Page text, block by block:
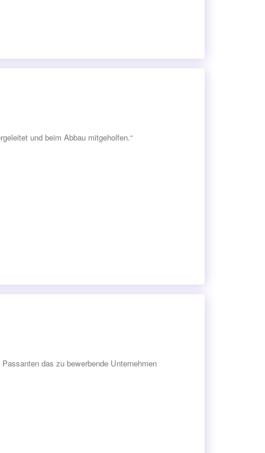
und beim Abbau mitgeholfen.“
das zu bewerbende Unternehmen